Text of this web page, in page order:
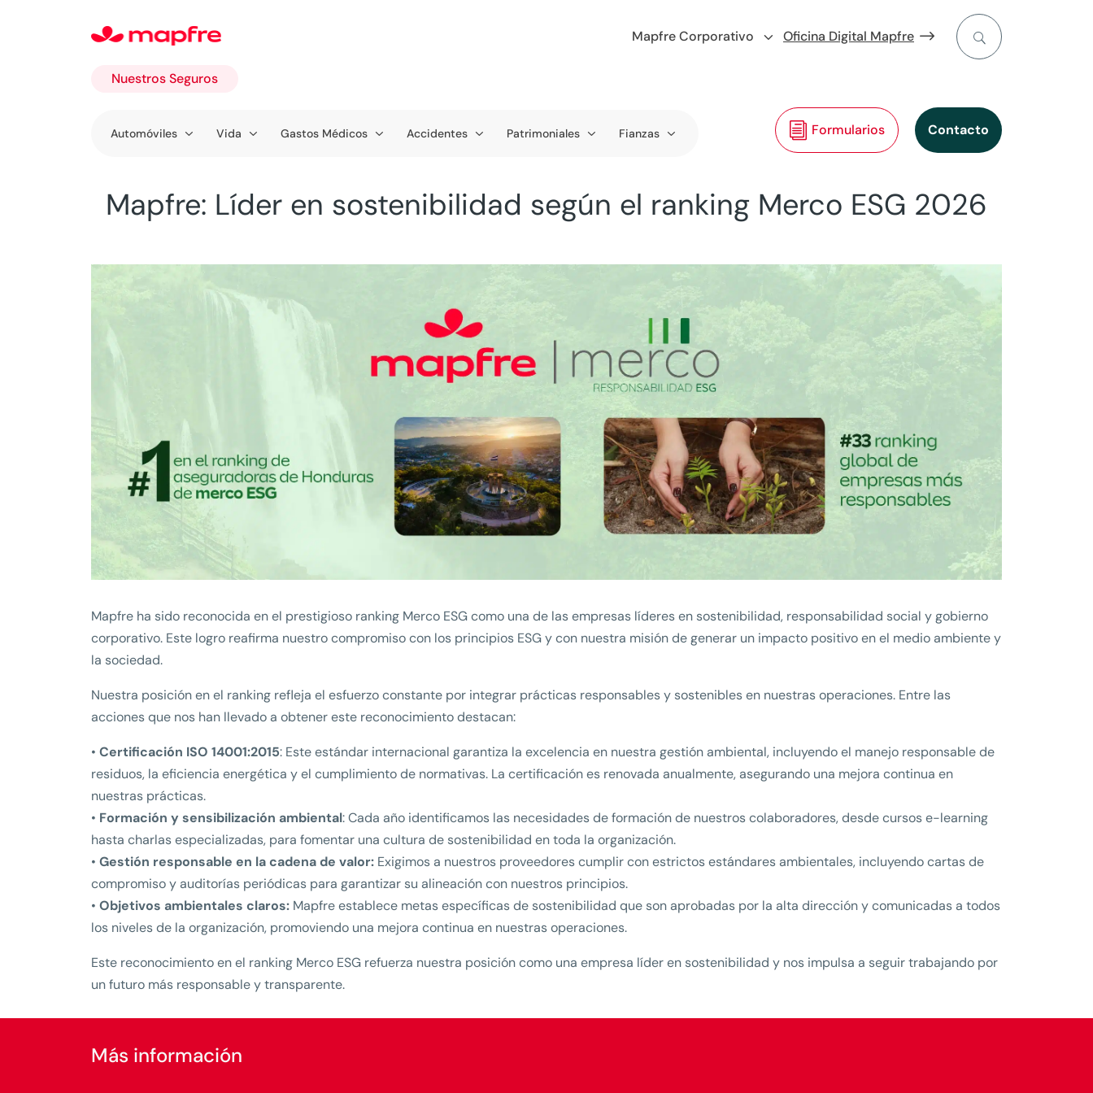
Mapfre Corporativo Oficina Digital Mapfre
Formularios Contacto
Nuestros Seguros
Ir a
Automóviles Vida Gastos Médicos Accidentes Patrimoniales Fianzas
Mapfre: Líder en sostenibilidad según el ranking Merco ESG 2026
Mapfre ha sido reconocida en el prestigioso ranking Merco ESG como una de las empresas líderes en sostenibilidad, responsabilidad social y gobierno
corporativo. Este logro reafirma nuestro compromiso con los principios ESG y con nuestra misión de generar un impacto positivo en el medio ambiente y
la sociedad.
Nuestra posición en el ranking refleja el esfuerzo constante por integrar prácticas responsables y sostenibles en nuestras operaciones. Entre las
acciones que nos han llevado a obtener este reconocimiento destacan:
• Certificación ISO 14001:2015: Este estándar internacional garantiza la excelencia en nuestra gestión ambiental, incluyendo el manejo responsable de
residuos, la eficiencia energética y el cumplimiento de normativas. La certificación es renovada anualmente, asegurando una mejora continua en
nuestras prácticas.
• Formación y sensibilización ambiental: Cada año identificamos las necesidades de formación de nuestros colaboradores, desde cursos e-learning
hasta charlas especializadas, para fomentar una cultura de sostenibilidad en toda la organización.
• Gestión responsable en la cadena de valor: Exigimos a nuestros proveedores cumplir con estrictos estándares ambientales, incluyendo cartas de
compromiso y auditorías periódicas para garantizar su alineación con nuestros principios.
• Objetivos ambientales claros: Mapfre establece metas específicas de sostenibilidad que son aprobadas por la alta dirección y comunicadas a todos
los niveles de la organización, promoviendo una mejora continua en nuestras operaciones.
Este reconocimiento en el ranking Merco ESG refuerza nuestra posición como una empresa líder en sostenibilidad y nos impulsa a seguir trabajando por
un futuro más responsable y transparente.
Más información